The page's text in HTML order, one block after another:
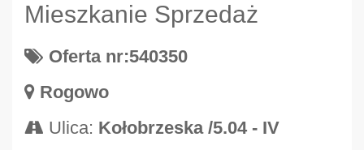
Mieszkanie Sprzedaż
Oferta nr:540350
Rogowo
Ulica: Kołobrzeska /5.04 - IV